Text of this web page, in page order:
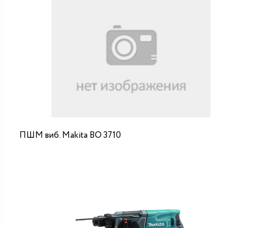
ПШМ виб. Makita ВО 3710